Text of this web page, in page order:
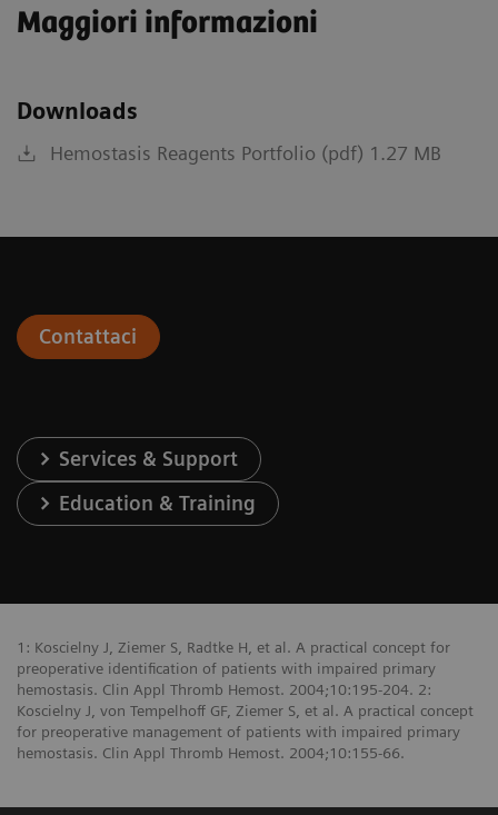
Maggiori informazioni
Downloads
Hemostasis Reagents Portfolio (pdf) 1.27 MB
Contattaci
Services & Support
Education & Training
1: Koscielny J, Ziemer S, Radtke H, et al. A practical concept for
preoperative identification of patients with impaired primary
hemostasis. Clin Appl Thromb Hemost. 2004;10:195-204. 2:
Koscielny J, von Tempelhoff GF, Ziemer S, et al. A practical concept
for preoperative management of patients with impaired primary
hemostasis. Clin Appl Thromb Hemost. 2004;10:155-66.